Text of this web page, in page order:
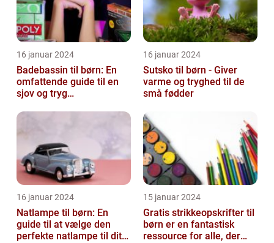
16 januar 2024
Badebassin til børn: En
omfattende guide til en
sjov og tryg
16 januar 2024
Sutsko til børn - Giver
varme og tryghed til de
små fødder
16 januar 2024
Natlampe til børn: En
guide til at vælge den
perfekte natlampe til dit
15 januar 2024
Gratis strikkeopskrifter til
børn er en fantastisk
ressource for alle, der